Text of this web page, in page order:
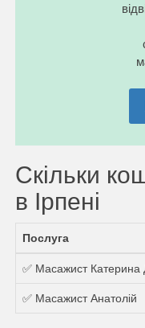
Скільки
в Ірпені
Послуга
✅ Масажист Катерина
✅ Масажист Анатолій